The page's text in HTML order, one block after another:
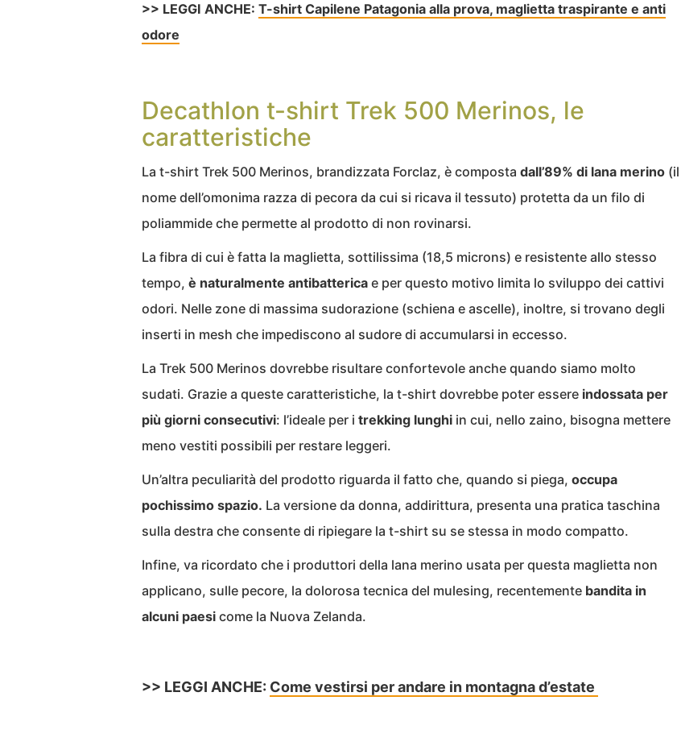
>> LEGGI ANCHE: T-shirt Capilene Patagonia alla prova, maglietta traspirante e anti
odore
Decathlon t-shirt Trek 500 Merinos, le
caratteristiche
La t-shirt Trek 500 Merinos, brandizzata Forclaz, è composta dall’89% di lana merino (il
nome dell’omonima razza di pecora da cui si ricava il tessuto) protetta da un filo di
poliammide che permette al prodotto di non rovinarsi.
La fibra di cui è fatta la maglietta, sottilissima (18,5 microns) e resistente allo stesso
tempo, è naturalmente antibatterica e per questo motivo limita lo sviluppo dei cattivi
odori. Nelle zone di massima sudorazione (schiena e ascelle), inoltre, si trovano degli
inserti in mesh che impediscono al sudore di accumularsi in eccesso.
La Trek 500 Merinos dovrebbe risultare confortevole anche quando siamo molto
sudati. Grazie a queste caratteristiche, la t-shirt dovrebbe poter essere indossata per
più giorni consecutivi: l’ideale per i trekking lunghi in cui, nello zaino, bisogna mettere
meno vestiti possibili per restare leggeri.
Un’altra peculiarità del prodotto riguarda il fatto che, quando si piega, occupa
pochissimo spazio. La versione da donna, addirittura, presenta una pratica taschina
sulla destra che consente di ripiegare la t-shirt su se stessa in modo compatto.
Infine, va ricordato che i produttori della lana merino usata per questa maglietta non
applicano, sulle pecore, la dolorosa tecnica del mulesing, recentemente bandita in
alcuni paesi come la Nuova Zelanda.
>> LEGGI ANCHE: Come vestirsi per andare in montagna d’estate